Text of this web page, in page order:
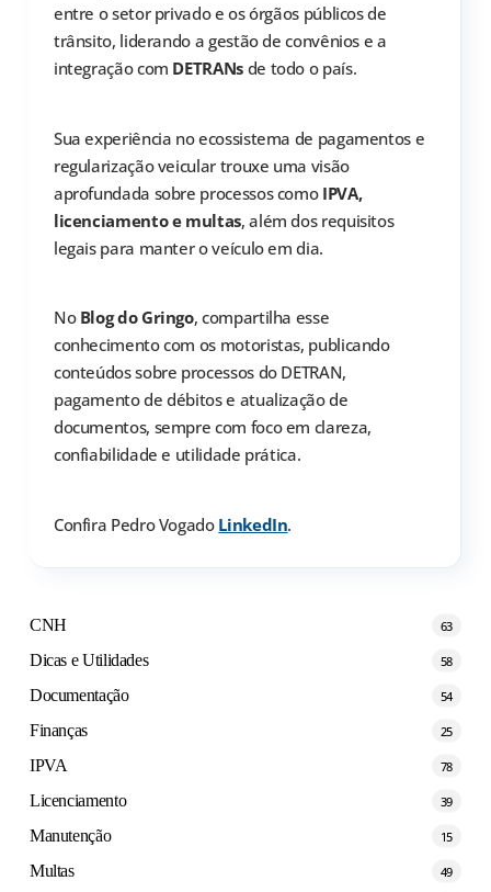
entre o setor privado e os órgãos públicos de
trânsito, liderando a gestão de convênios e a
integração com DETRANsde todo o país.
Sua experiência no ecossistema de pagamentos e
regularização veicular trouxe uma visão
aprofundada sobre processos como IPVA,
licenciamento e multas, além dos requisitos
legais para manter o veículo em dia.
No Blog do Gringo, compartilha esse
conhecimento com os motoristas, publicando
conteúdos sobre processos do DETRAN,
pagamento de débitos e atualização de
documentos, sempre com foco em clareza,
confiabilidade e utilidade prática.
Confira Pedro Vogado LinkedIn.
CNH 63
Dicas e Utilidades 58
Documentação 54
Finanças 25
IPVA 78
Licenciamento 39
Manutenção 15
Multas 49